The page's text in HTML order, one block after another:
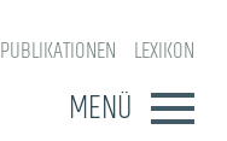
PUBLIKATIONEN LEXIKON
MENÜ